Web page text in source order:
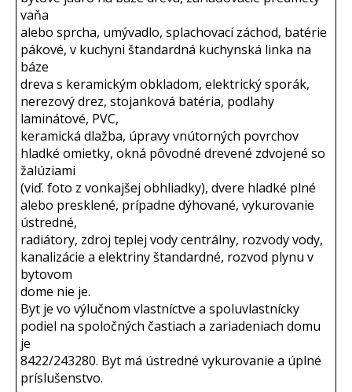
vaňa
alebo sprcha, umývadlo, splachovací záchod, batérie
pákové, v kuchyni štandardná kuchynská linka na
báze
dreva s keramickým obkladom, elektrický sporák,
nerezový drez, stojanková batéria, podlahy
laminátové, PVC,
keramická dlažba, úpravy vnútorných povrchov
hladké omietky, okná pôvodné drevené zdvojené so
žalúziami
(viď. foto z vonkajšej obhliadky), dvere hladké plné
alebo presklené, prípadne dýhované, vykurovanie
ústredné,
radiátory, zdroj teplej vody centrálny, rozvody vody,
kanalizácie a elektriny štandardné, rozvod plynu v
bytovom
dome nie je.
Byt je vo výlučnom vlastníctve a spoluvlastnícky
podiel na spoločných častiach a zariadeniach domu
je
8422/243280. Byt má ústredné vykurovanie a úplné
príslušenstvo.